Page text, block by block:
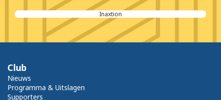
Inaxtion
Club
Nieuws
Programma & Uitslagen
Supporters